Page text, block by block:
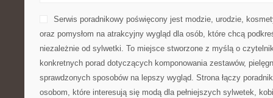
Serwis poradnikowy poświęcony jest modzie, urodzie,
oraz pomysłom na atrakcyjny wygląd dla osób, które chcą
niezależnie od sylwetki. To miejsce stworzone z myślą o
konkretnych porad dotyczących komponowania zestawów,
sprawdzonych sposobów na lepszy wygląd. Strona łączy
osobom, które interesują się modą dla pełniejszych sylwetek,